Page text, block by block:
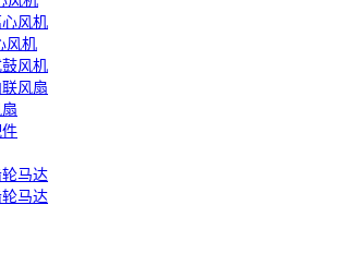
风机
风机
风机
风扇
马达
马达